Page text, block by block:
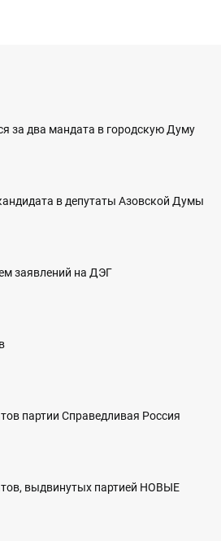
за два мандата в городскую Думу
в депутаты Азовской Думы
заявлений на ДЭГ
партии Справедливая Россия
выдвинутых партией НОВЫЕ